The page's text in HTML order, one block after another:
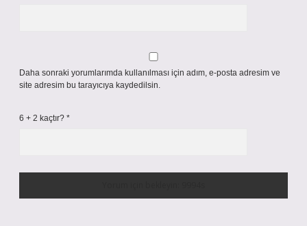
Daha sonraki yorumlarımda kullanılması için adım, e-posta adresim ve
site adresim bu tarayıcıya kaydedilsin.
6 + 2 kaçtır? *